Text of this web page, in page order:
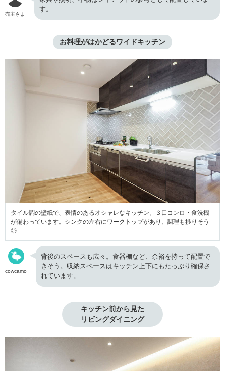
売主さま
す。
お料理がはかどるワイドキッチン
タイル調の壁紙で、表情のあるオシャレなキッチン。３口コンロ・食洗機
が備わっています。シンクの左右にワークトップがあり、調理も捗りそう
◎
cowcamo
背後のスペースも広々。食器棚など、余裕を持って配置で
きそう。収納スペースはキッチン上下にもたっぷり確保さ
れています。
キッチン前から見た
リビングダイニング